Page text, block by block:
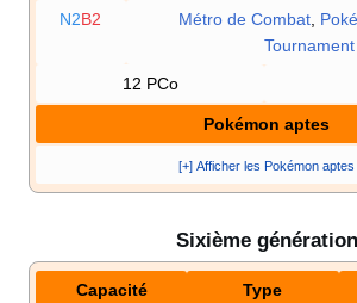
N2B2 Métro de Combat,
Tournament
12 PCo
Pokémon aptes
[+] Afficher les Pokémon aptes
Sixième génération
Capacité Type